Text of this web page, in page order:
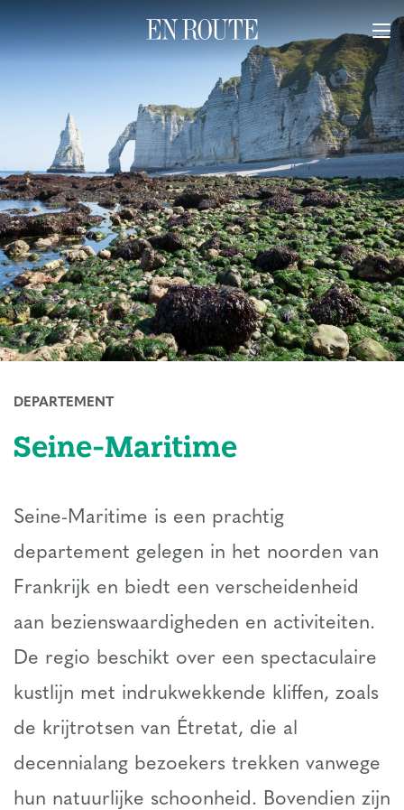
DEPARTEMENT
Seine-Maritime
Seine-Maritime is een prachtig
departement gelegen in het noorden van
Frankrijk en biedt een verscheidenheid
aan bezienswaardigheden en activiteiten.
De regio beschikt over een spectaculaire
kustlijn met indrukwekkende kliffen, zoals
de krijtrotsen van Étretat, die al
decennialang bezoekers trekken vanwege
hun natuurlijke schoonheid. Bovendien zijn